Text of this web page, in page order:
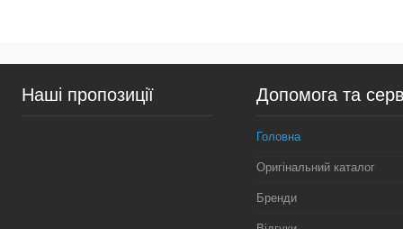
У вибране
Наші пропозиції Допомога та
Головна
Оригінальний каталог
Бренди